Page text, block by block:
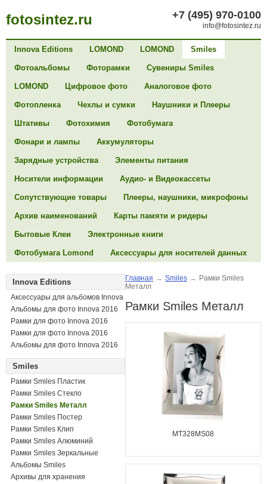
fotosintez.ru +7 (495) 970-0100
info@fotosintez.ru
Innova Editions LOMOND LOMOND Smiles
Фотоальбомы Фоторамки Сувениры Smiles
LOMOND Цифровое фото Аналоговое фото
Фотопленка Чехлы и сумки Наушники и Плееры
Штативы Фотохимия Фотобумага
Фонари и лампы Аккумуляторы
Зарядные устройства Элементы питания
Носители информации Аудио- и Видеокассеты
Сопутствующие товары Плееры, наушники, микрофоны
Архив наименований Карты памяти и ридеры
Бытовые Клеи Электронные книги
Фотобумага Lomond Аксессуары для носителей данных
Innova Editions
Аксессуары для альбомов Innova
Альбомы для фото Innova 2016
Рамки для фото Innova 2016
Рамки для фото Innova 2016
Альбомы для фото Innova 2016
Smiles
Рамки Smiles Пластик
Рамки Smiles Стекло
Рамки Smiles Металл
Рамки Smiles Постер
Рамки Smiles Клип
Рамки Smiles Алюминий
Рамки Smiles Зеркальные
Альбомы Smiles
Архивы для хранения
Главная → Smiles → Рамки Smiles
Металл
Рамки Smiles Металл
MT328MS08